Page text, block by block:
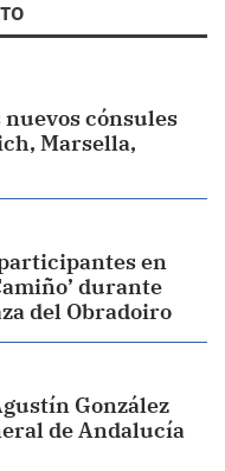
cónsules
Marsella,
en
durante
del Obradoiro
González
de Andalucía